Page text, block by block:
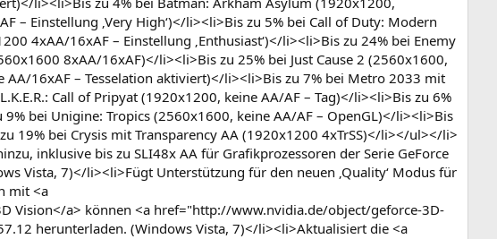
Einstellung ‚Very High‘)</li><li>Bis zu 5% bei Call of Duty: Modern
4xAA/16xAF – Einstellung ‚Enthusiast‘)</li><li>Bis zu 24% bei Enemy
8xAA/16xAF)</li><li>Bis zu 25% bei Just Cause 2 (2560x1600,
16xAF – Tesselation aktiviert)</li><li>Bis zu 7% bei Metro 2033 mit
Call of Pripyat (1920x1200, keine AA/AF – Tag)</li><li>Bis zu 6%
bei Unigine: Tropics (2560x1600, keine AA/AF – OpenGL)</li><li>Bis
19% bei Crysis mit Transparency AA (1920x1200 4xTrSS)</li></ul></li>
inklusive bis zu SLI48x AA für Grafikprozessoren der Serie GeForce
Vista, 7)</li><li>Fügt Unterstützung für den neuen ‚Quality‘ Modus für
mit <a
Vision</a> können <a href="http://www.nvidia.de/object/geforce-3D-
herunterladen. (Windows Vista, 7)</li><li>Aktualisiert die <a